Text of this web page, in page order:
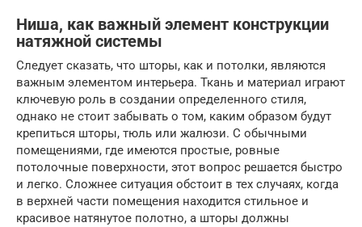
Ниша, как важный элемент конструкции
натяжной системы
Следует сказать, что шторы, как и потолки, являются
важным элементом интерьера. Ткань и материал играют
ключевую роль в создании определенного стиля,
однако не стоит забывать о том, каким образом будут
крепиться шторы, тюль или жалюзи. С обычными
помещениями, где имеются простые, ровные
потолочные поверхности, этот вопрос решается быстро
и легко. Сложнее ситуация обстоит в тех случаях, когда
в верхней части помещения находится стильное и
красивое натянутое полотно, а шторы должны